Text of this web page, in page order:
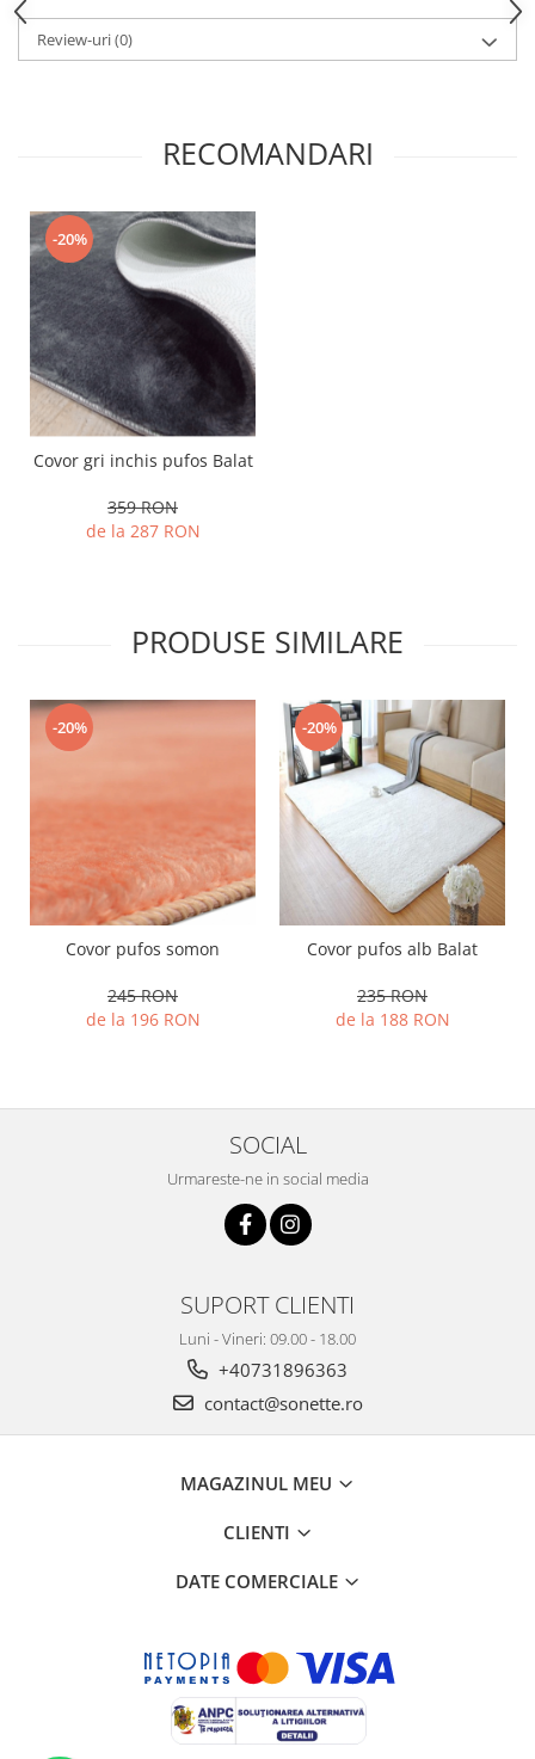
Review-uri(0)
RECOMANDARI
-20%
Covor gri inchis pufos Balat
359 RON
de la 287 RON
PRODUSE SIMILARE
-20%
Covor pufos somon
245 RON
de la 196 RON
-20%
Covor pufos alb Balat
235 RON
de la 188 RON
SOCIAL
Urmareste-ne in social media
SUPORT CLIENTI
Luni - Vineri: 09.00 - 18.00
+40731896363
contact@sonette.ro
MAGAZINUL MEU
CLIENTI
DATE COMERCIALE